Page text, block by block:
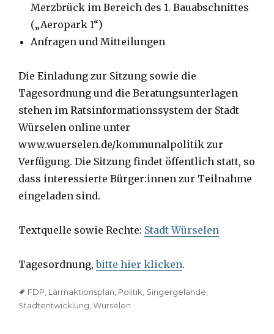
Merzbrück im Bereich des 1. Bauabschnittes
(„Aeropark 1“)
Anfragen und Mitteilungen
Die Einladung zur Sitzung sowie die
Tagesordnung und die Beratungsunterlagen
stehen im Ratsinformationssystem der Stadt
Würselen online unter
www.wuerselen.de/kommunalpolitik zur
Verfügung. Die Sitzung findet öffentlich statt, so
dass interessierte Bürger:innen zur Teilnahme
eingeladen sind.
Textquelle sowie Rechte: Stadt Würselen
Tagesordnung,bitte hier klicken.
TagsFDP, Lärmaktionsplan, Politik, Singergelände,
Stadtentwicklung,Würselen